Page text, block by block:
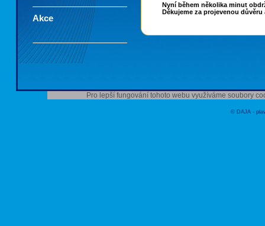
Akce
Nyní během několika minut
Děkujeme za projevenou
Pro lepší fungování tohoto webu využíváme soubory
© DAJA -